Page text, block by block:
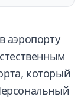
аэропорту
который